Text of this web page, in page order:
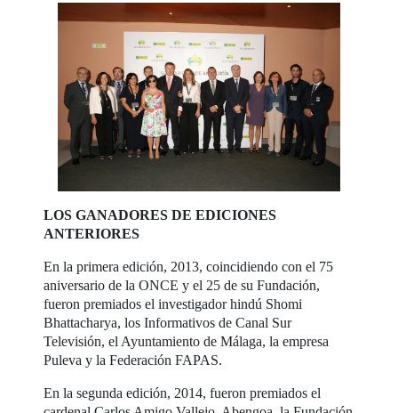
LOS GANADORES DE EDICIONES
ANTERIORES
En la primera edición, 2013, coincidiendo con el 75
aniversario de la ONCE y el 25 de su Fundación,
fueron premiados el investigador hindú Shomi
Bhattacharya, los Informativos de Canal Sur
Televisión, el Ayuntamiento de Málaga, la empresa
Puleva y la Federación FAPAS.
En la segunda edición, 2014, fueron premiados el